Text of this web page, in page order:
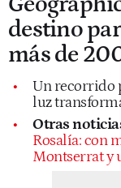
destino
más de
Un recorrido
luz
Otras
Rosalía: con
Montserrat y